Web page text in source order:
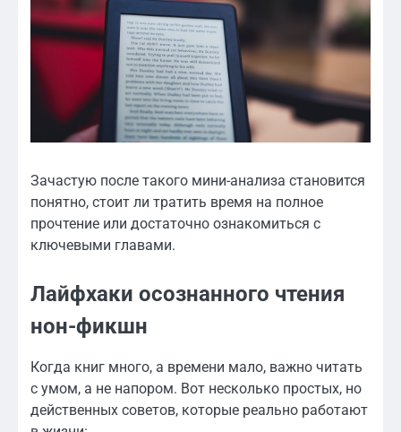
Зачастую после такого мини-анализа становится
понятно, стоит ли тратить время на полное
прочтение или достаточно ознакомиться с
ключевыми главами.
Лайфхаки осознанного чтения
нон-фикшн
Когда книг много, а времени мало, важно читать
с умом, а не напором. Вот несколько простых, но
действенных советов, которые реально работают